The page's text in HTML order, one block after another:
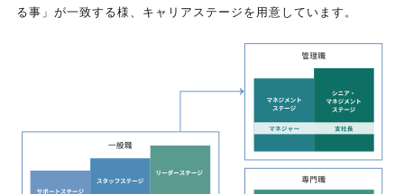
る事」が一致する様、キャリアステージを用意しています。